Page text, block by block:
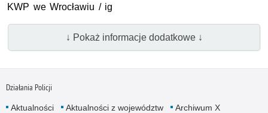
KWP we Wrocławiu / ig
↓ Pokaż informacje dodatkowe ↓
Działania Policji
Aktualności Aktualności z województw
Archiwum X